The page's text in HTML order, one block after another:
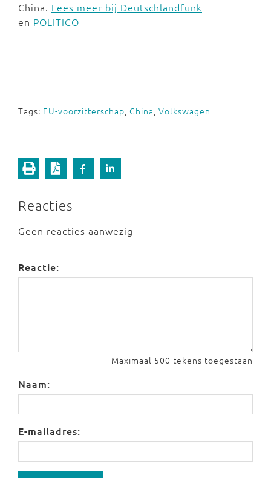
China. Lees meer bij Deutschlandfunk
en POLITICO
Tags: EU-voorzitterschap, China, Volkswagen
Reacties
Geen reacties aanwezig
Reactie:
Maximaal 500 tekens toegestaan
Naam:
E-mailadres: